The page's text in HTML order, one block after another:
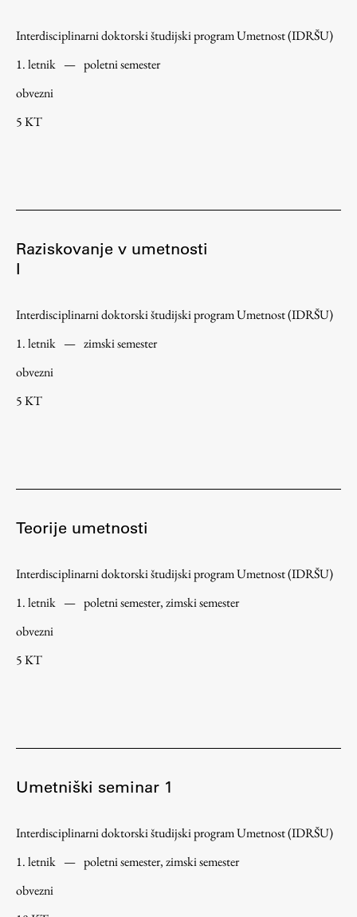
Predmeti
Izbirni moduli EMŠA
Mednarodne izmenjave
ŠIS (EN)
Obvestila
Novice
Raziskovanje
Raziskovalni projekti
Dosežki
Inštituti
Seminarske teme
Delavnice
Študentski projekti
Ekskurzije
Interdisciplinarni doktorski študijski program Umetnost (IDRŠU)
1. letnik — poletni semester
obvezni
5 KT
Raziskovanje v umetnosti
I
Interdisciplinarni doktorski študijski program Umetnost (IDRŠU)
1. letnik — zimski semester
obvezni
5 KT
Teorije umetnosti
Interdisciplinarni doktorski študijski program Umetnost (IDRŠU)
1. letnik — poletni semester, zimski semester
obvezni
5 KT
Umetniški seminar 1
Interdisciplinarni doktorski študijski program Umetnost (IDRŠU)
1. letnik — poletni semester, zimski semester
obvezni